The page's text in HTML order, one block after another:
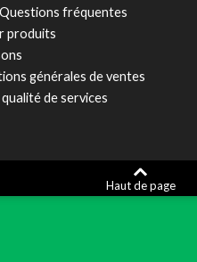
fréquentes
produits
générales de ventes
de services
Haut de page